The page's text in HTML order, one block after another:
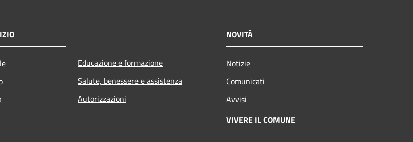
Educazione e formazione
Salute, benessere e assistenza
Autorizzazioni
NOVITÀ
Notizie
Comunicati
Avvisi
VIVERE IL COMUNE